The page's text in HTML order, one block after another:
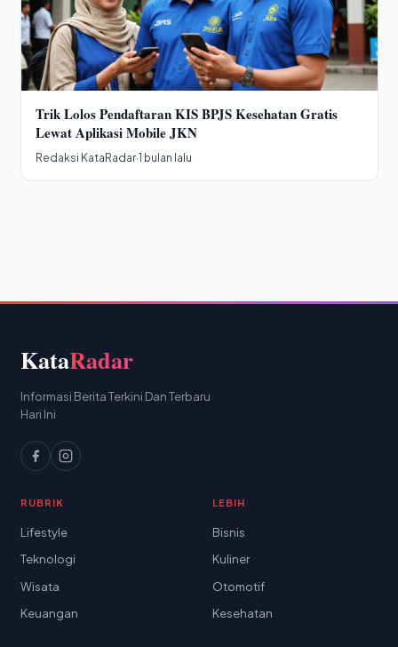
Trik Lolos Pendaftaran KIS BPJS Kesehatan Gratis
Lewat Aplikasi Mobile JKN
Redaksi KataRadar·1 bulan lalu
KataRadar
Informasi Berita Terkini Dan Terbaru
Hari Ini
RUBRIK
Lifestyle
Teknologi
Wisata
Keuangan
LEBIH
Bisnis
Kuliner
Otomotif
Kesehatan